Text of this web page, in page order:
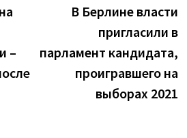
–
В Берлине власти
пригласили в
парламент кандидата,
проигравшего на
выборах 2021